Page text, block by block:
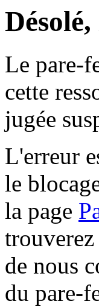
Le pare-
cette
jugée
L'erreur
le
la page
de nous
du pare-